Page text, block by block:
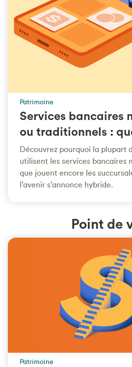
Patrimoine
Services bancaires
ou traditionnels :
Découvrez pourquoi la plupart
utilisent les services bancaires
que jouent encore les
l’avenir s’annonce hybride.
Point de
Patrimoine